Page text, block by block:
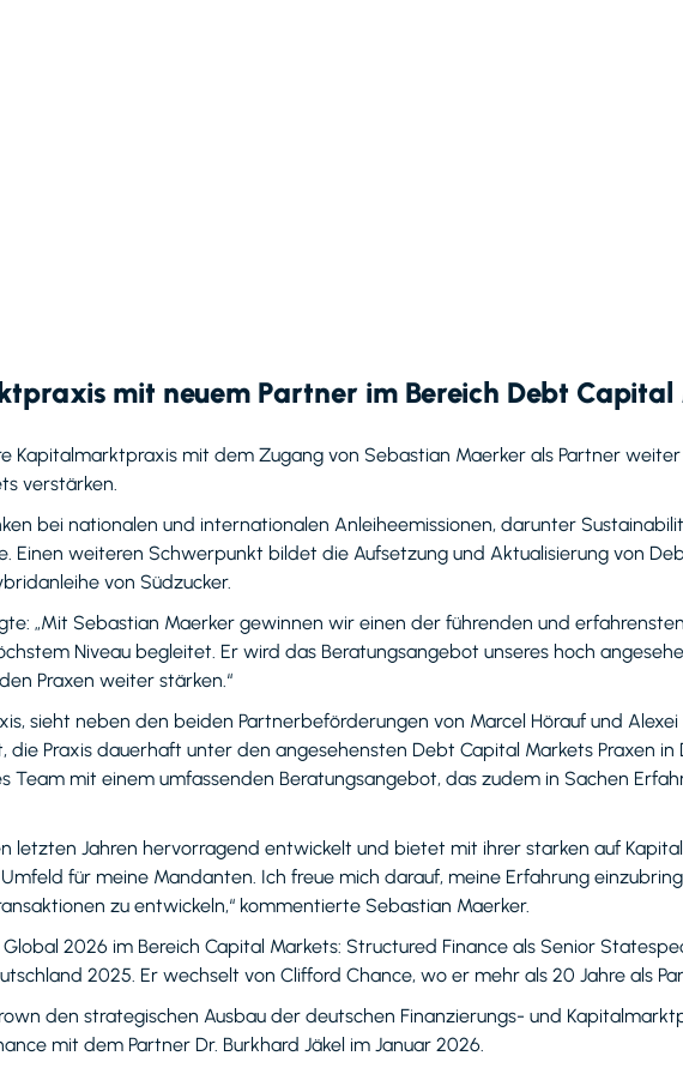
mit neuem Partner im Bereich Debt Capital
Kapitalmarktpraxis mit dem Zugang von Sebastian Maerker als Partner
verstärken.
bei nationalen und internationalen Anleiheemissionen, darunter
Einen weiteren Schwerpunkt bildet die Aufsetzung und Aktualisierung von
von Südzucker.
„Mit Sebastian Maerker gewinnen wir einen der führenden und
Niveau begleitet. Er wird das Beratungsangebot unseres hoch
Praxen weiter stärken.“
sieht neben den beiden Partnerbeförderungen von Marcel Hörauf und
Praxis dauerhaft unter den angesehensten Debt Capital Markets Praxen in
mit einem umfassenden Beratungsangebot, das zudem in Sachen
letzten Jahren hervorragend entwickelt und bietet mit ihrer starken auf
für meine Mandanten. Ich freue mich darauf, meine Erfahrung
zu entwickeln,“ kommentierte Sebastian Maerker.
2026 im Bereich Capital Markets: Structured Finance als Senior
2025. Er wechselt von Clifford Chance, wo er mehr als 20 Jahre als
den strategischen Ausbau der deutschen Finanzierungs- und
mit dem Partner Dr. Burkhard Jäkel im Januar 2026.